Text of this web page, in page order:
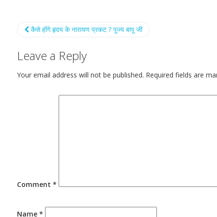
कैसे होंगे हृदय के नारायण प्रकट ? पूज्य बापू जी
Leave a Reply
Your email address will not be published. Required fields are
Comment *
Name *